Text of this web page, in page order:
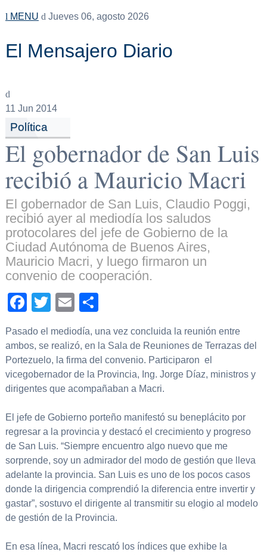
MENU Jueves 06, agosto 2026
El Mensajero Diario
11 Jun 2014
Política
El gobernador de San Luis
recibió a Mauricio Macri
El gobernador de San Luis, Claudio Poggi,
recibió ayer al mediodía los saludos
protocolares del jefe de Gobierno de la
Ciudad Autónoma de Buenos Aires,
Mauricio Macri, y luego firmaron un
convenio de cooperación.
Facebook
TwitterEmail
Pasado el mediodía, una vez concluida la reunión entre
ambos, se realizó, en la Sala de Reuniones de Terrazas del
Portezuelo, la firma del convenio. Participaron el
vicegobernador de la Provincia, Ing. Jorge Díaz, ministros y
dirigentes que acompañaban a Macri.
El jefe de Gobierno porteño manifestó su beneplácito por
regresar a la provincia y destacó el crecimiento y progreso
de San Luis. “Siempre encuentro algo nuevo que me
sorprende, soy un admirador del modo de gestión que lleva
adelante la provincia. San Luis es uno de los pocos casos
donde la dirigencia comprendió la diferencia entre invertir y
gastar”, sostuvo el dirigente al transmitir su elogio al modelo
de gestión de la Provincia.
En esa línea, Macri rescató los índices que exhibe la